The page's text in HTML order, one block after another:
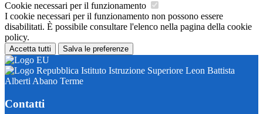
Cookie necessari per il funzionamento
I cookie necessari per il funzionamento non possono essere
disabilitati. È possibile consultare l'elenco nella pagina della cookie
policy.
Accetta tutti Salva le preferenze
Istituto Istruzione Superiore Leon Battista
Alberti Abano Terme
Contatti